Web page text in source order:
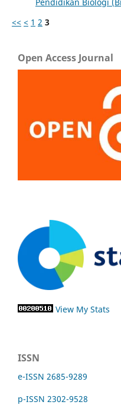
<< < 1 2 3
Open Access Journal
View My Stats
ISSN
e-ISSN 2685-9289
p-ISSN 2302-9528